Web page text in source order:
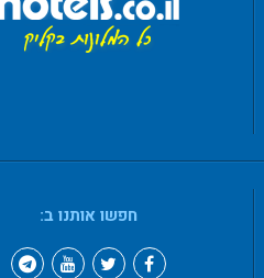
חפשו אותנו ב: